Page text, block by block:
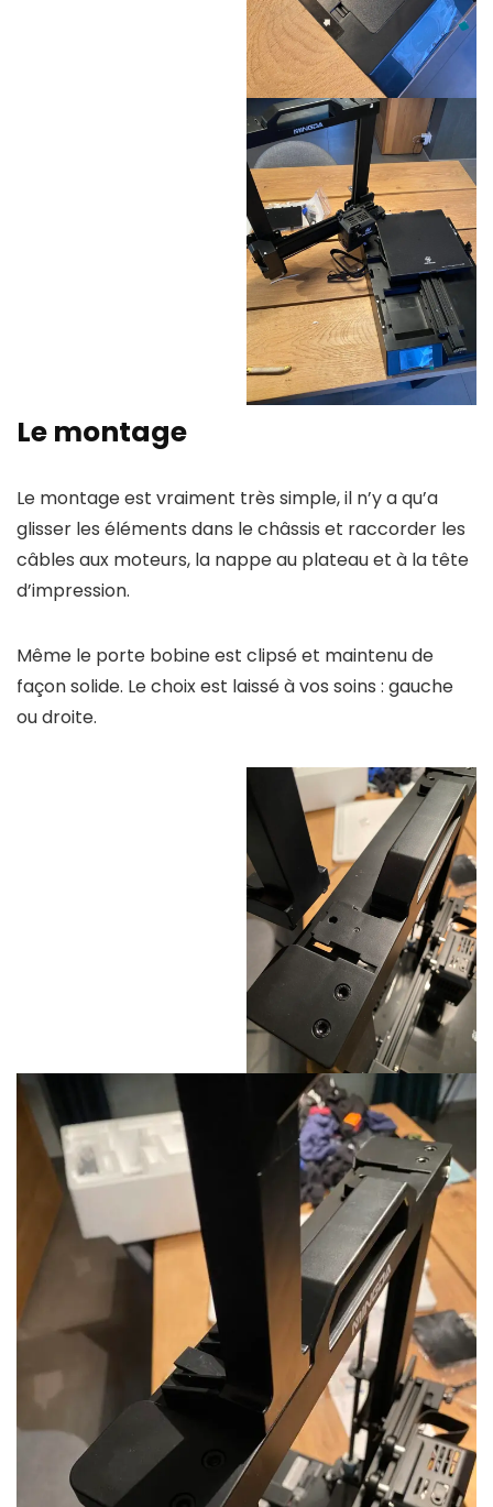
Le montage
Le montage est vraiment très simple, il n’y a qu’a
glisser les éléments dans le châssis et raccorder les
câbles aux moteurs, la nappe au plateau et à la tête
d’impression.
Même le porte bobine est clipsé et maintenu de
façon solide. Le choix est laissé à vos soins : gauche
ou droite.